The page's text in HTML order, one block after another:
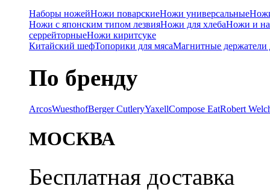
Наборы ножейНожи поварскиеНожи универсальные
Ножи с японским типом лезвияНожи для хлебаНожи и
серрейторныеНожи киритсуке
Китайский шефТопорики для мясаМагнитные держатели
По бренду
ArcosWuesthofBerger CutleryYaxellCompose EatRobert
МОСКВА
Бесплатная доставка